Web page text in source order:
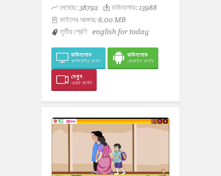
দেখেছে: 38792
ডাউনলোড: 13988
ফাইলের আকার: 6.00 MB
তৃতীয় শ্রেণি english for today
ডাউনলোড
কম্পিউটার ভার্সন
ডাউনলোড
মোবাইল ভার্সন
দেখুন
ওয়েব ভার্সন